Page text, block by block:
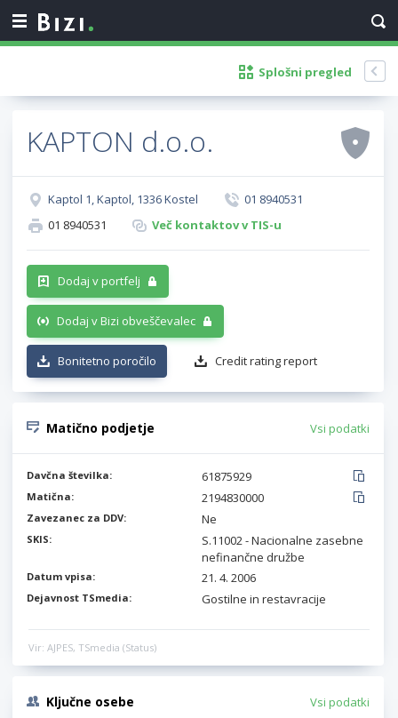
Splošni pregled
KAPTON d.o.o.
Kaptol 1, Kaptol, 1336 Kostel
01 8940531
01 8940531
Več kontaktov v TIS-u
Dodaj v portfelj
Dodaj v Bizi obveščevalec
Bonitetno poročilo Credit rating report
Matično podjetje Vsi podatki
Davčna številka: 61875929
Matična: 2194830000
Zavezanec za DDV: Ne
SKIS:
S.11002 - Nacionalne zasebne
nefinančne družbe
Datum vpisa: 21. 4. 2006
Dejavnost TSmedia: Gostilne in restavracije
Vir: AJPES, TSmedia (Status)
Ključne osebe Vsi podatki